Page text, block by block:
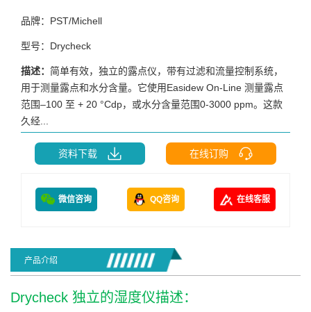
品牌：PST/Michell
型号：Drycheck
描述： 简单有效，独立的露点仪，带有过滤和流量控制系统，
用于测量露点和水分含量。它使用Easidew On-Line 测量露点
范围–100 至 + 20 °Cdp，或水分含量范围0-3000 ppm。这款
久经...
资料下载 在线订购
微信咨询 QQ咨询 在线客服
产品介绍
Drycheck 独立的湿度仪描述：